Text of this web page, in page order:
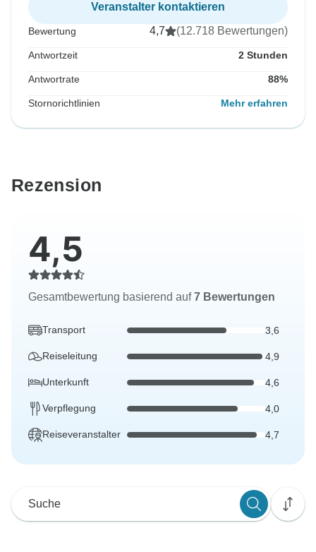
Veranstalter kontaktieren
Bewertung 4,7 (12.718 Bewertungen)
Antwortzeit 2 Stunden
Antwortrate 88%
Stornorichtlinien Mehr erfahren
Rezension
4,5
Gesamtbewertung basierend auf7 Bewertungen
Transport 3,6
Reiseleitung 4,9
Unterkunft 4,6
Verpflegung 4,0
Reiseveranstalter 4,7